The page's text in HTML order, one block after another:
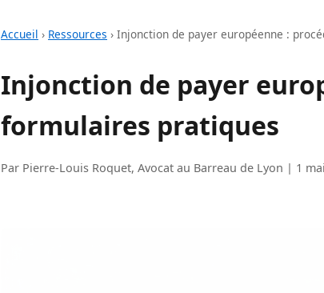
Accueil › Ressources › Injonction de payer européenne :
Injonction de payer
formulaires pratiques
Par Pierre-Louis Roquet, Avocat au Barreau de Lyon | 1